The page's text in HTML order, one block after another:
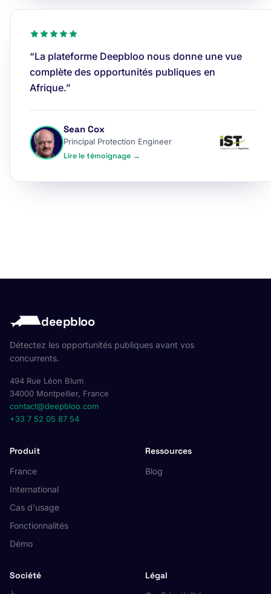
“La plateforme Deepbloo nous donne une vue
complète des opportunités publiques en
Afrique.”
Sean Cox
Principal Protection Engineer
Lire le témoignage →
deepbloo
Détectez les opportunités publiques avant vos
concurrents.
494 Rue Léon Blum
34000 Montpellier, France
contact@deepbloo.com
+33 7 52 05 87 54
Produit
France
International
Cas d'usage
Fonctionnalités
Démo
Ressources
Blog
Société Légal